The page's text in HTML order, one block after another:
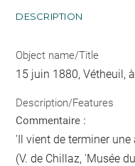
DESCRIPTION
Object name/Title
15 juin 1880, Vétheuil,
Description/Features
Commentaire :
'Il vient de terminer
(V. de Chillaz, 'Musée